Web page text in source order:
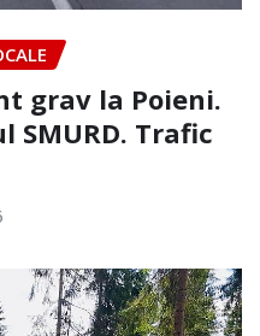
grav la Poieni.
Trafic